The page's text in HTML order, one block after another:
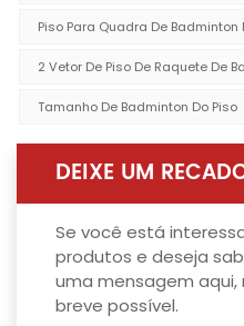
Piso Para Quadra De Badminton
2 Vetor De Piso De Raquete De
Tamanho De Badminton Do Piso
DEIXE UM
Se você está
produtos e deseja
uma mensagem
breve possível.